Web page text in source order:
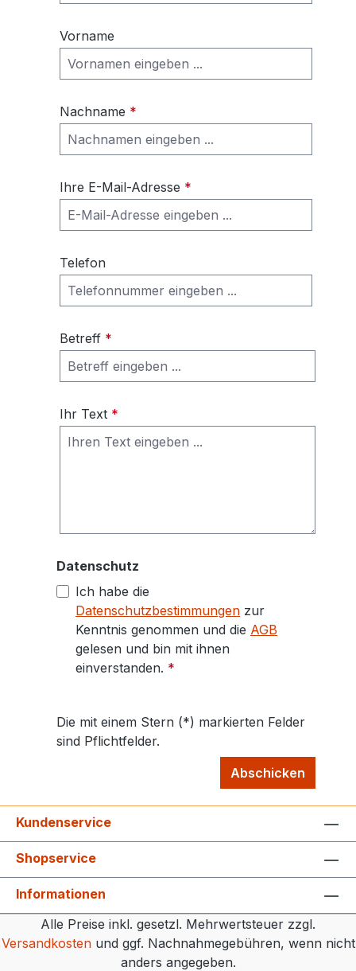
Vorname
Nachname *
Ihre E-Mail-Adresse *
Telefon
Betreff *
Ihr Text *
Datenschutz
Ich habe die
Datenschutzbestimmungen zur
Kenntnis genommen und die AGB
gelesen und bin mit ihnen
einverstanden. *
Die mit einem Stern (*) markierten Felder
sind Pflichtfelder.
Abschicken
Kundenservice
Shopservice
Informationen
Alle Preise inkl. gesetzl. Mehrwertsteuer zzgl.
Versandkostenund ggf. Nachnahmegebühren, wenn nicht
anders angegeben.